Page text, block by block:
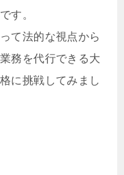
す。
て法的な視点から
務を代行できる大
に挑戦してみまし